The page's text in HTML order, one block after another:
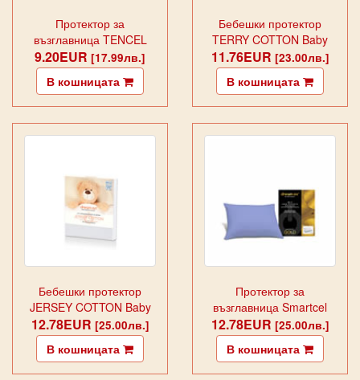
Протектор за
възглавница TENCEL
PREMIUM
9.20EUR [17.99лв.]
В кошницата
Бебешки протектор
TERRY COTTON Baby
11.76EUR [23.00лв.]
В кошницата
Бебешки протектор
JERSEY COTTON Baby
12.78EUR [25.00лв.]
В кошницата
Протектор за
възглавница Smartcel
Gold Blue
12.78EUR [25.00лв.]
В кошницата